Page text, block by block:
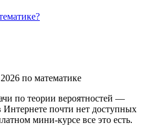
по математике
по теории вероятностей —
почти нет доступных
мини-курсе все это есть.